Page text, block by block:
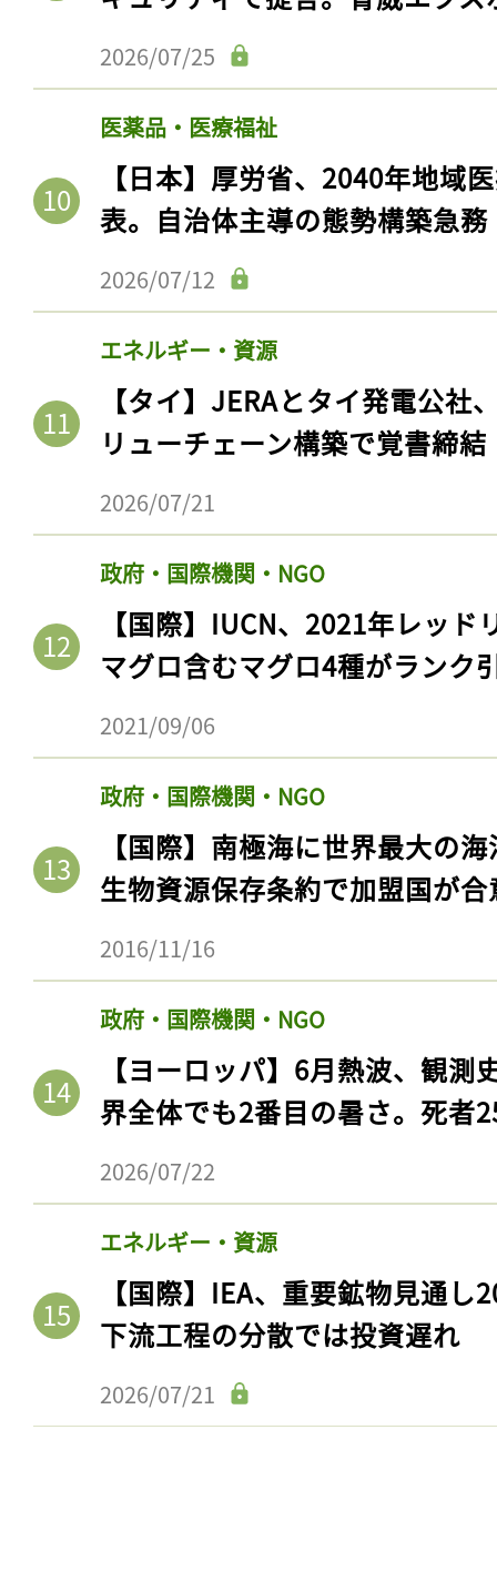
2026/07/25
医薬品・医療福祉
【日本】厚労省、2040年地域
表。自治体主導の態勢構築急務
2026/07/12
エネルギー・資源
【タイ】JERAとタイ発電公社
リューチェーン構築で覚書締結
2026/07/21
政府・国際機関・NGO
【国際】IUCN、2021年レッ
マグロ含むマグロ4種がランク
2021/09/06
政府・国際機関・NGO
【国際】南極海に世界最大の
生物資源保存条約で加盟国が合
2016/11/16
政府・国際機関・NGO
【ヨーロッパ】6月熱波、観
界全体でも2番目の暑さ。死者
2026/07/22
エネルギー・資源
【国際】IEA、重要鉱物見通
下流工程の分散では投資遅れ
2026/07/21
記事をお気に入りに